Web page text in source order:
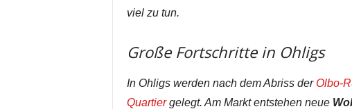
viel zu tun.
Große Fortschritte in Ohligs
In Ohligs werden nach dem Abriss der Olbo-
Quartiergelegt. Am Markt entstehen neue